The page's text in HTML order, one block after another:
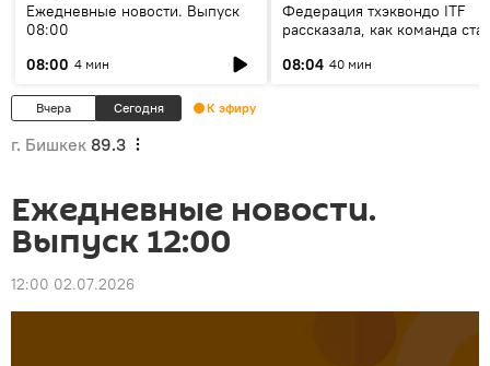
Ежедневные новости. Выпуск
08:00
08:00 4 мин
Федерация тхэквондо ITF
рассказала, как команда
08:04 40 мин
Вчера Сегодня К эфиру
г. Бишкек 89.3
Ежедневные новости.
Выпуск 12:00
12:00 02.07.2026